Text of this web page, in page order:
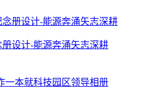
设计-能源奔涌矢志深耕